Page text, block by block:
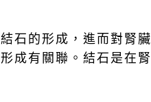
石的形成，進而對腎
成有關聯。結石是在